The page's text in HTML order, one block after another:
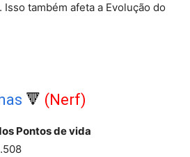
Isso também afeta a Evolução do
🔻 (Nerf)
Pontos de vida